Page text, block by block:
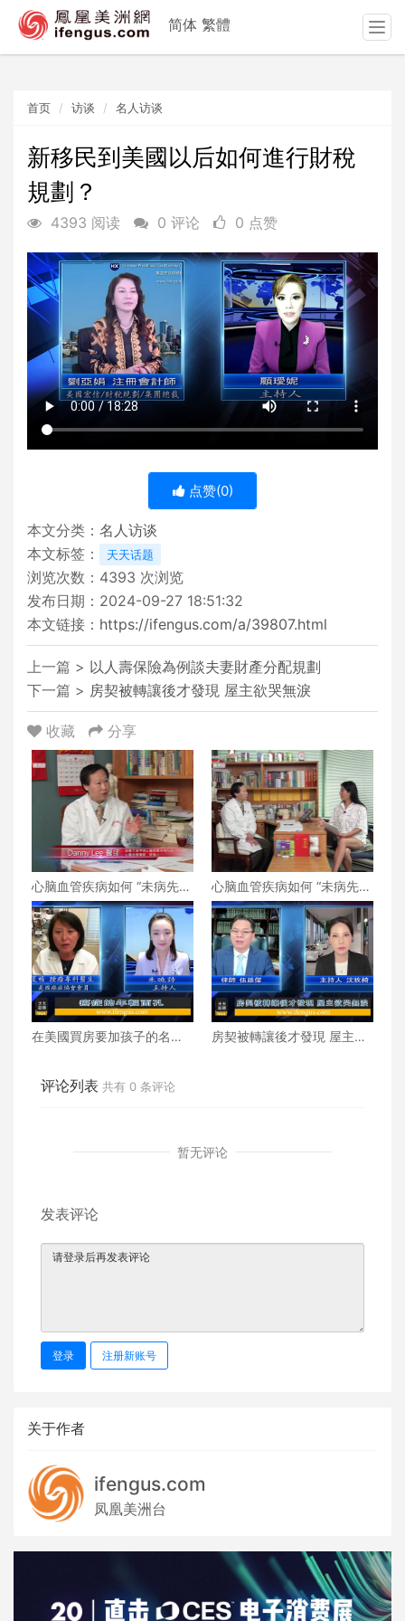
首页 访谈 名人访谈
新移民到美國以后如何進行財稅
規劃？
4393 阅读 0 评论 0 点赞
点赞(0)
本文分类： 名人访谈
本文标签：
天天话题
浏览次数： 4393 次浏览
发布日期：2024-09-27 18:51:32
本文链接： https://ifengus.com/a/39807.html
上一篇 > 以人壽保險為例談夫妻財產分配規劃
下一篇 > 房契被轉讓後才發現 屋主欲哭無淚
收藏 分享
心脑血管疾病如何 “未病先
防、既病防变” ？下
心脑血管疾病如何 “未病先
防、既病防变” ？上
在美國買房要加孩子的名字
房契被轉讓後才發現 屋主欲
评论列表 共有 0 条评论
暂无评论
发表评论
登录 注册新账号
关于作者
ifengus.com
凤凰美洲台
简体 繁體
T
o
a
i